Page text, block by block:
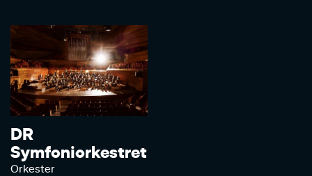
DR
Symfoniorkestret
Orkester